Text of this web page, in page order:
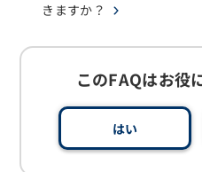
きますか？
このFAQはお役
はい